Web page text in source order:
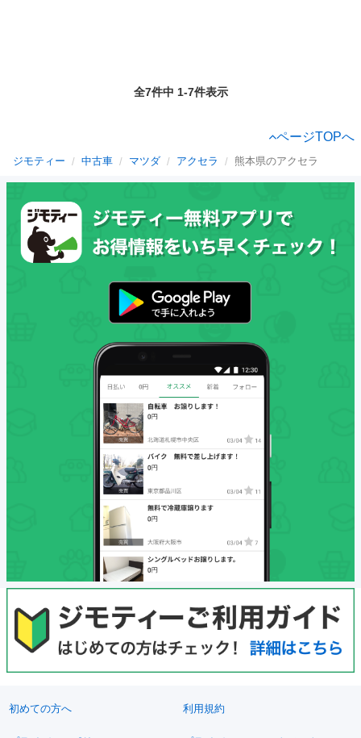
全7件中 1-7件表示
ページTOPへ
ジモティー 中古車 マツダ アクセラ 熊本県のアクセラ
初めての方へ 利用規約